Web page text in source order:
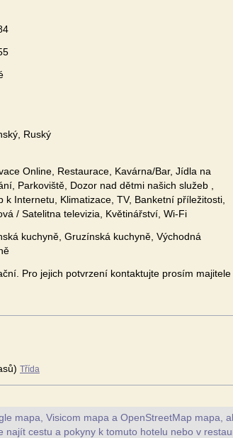
Ruský
Online, Restaurace, Kavárna/Bar, Jídla na
Parkoviště, Dozor nad dětmi našich služeb ,
k Internetu, Klimatizace, TV, Banketní příležitosti,
/ Satelitna televizia, Květinářství, Wi-Fi
kuchyně, Gruzínská kuchyně, Východná
Pro jejich potvrzení kontaktujte prosím majitele
Třída
mapa, Visicom mapa a OpenStreetMap mapa,
najít cestu a pokyny k tomuto hotelu nebo v